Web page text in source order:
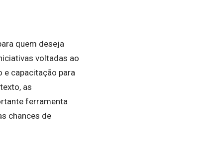
quem deseja
voltadas ao
e capacitação para
as
ferramenta
chances de